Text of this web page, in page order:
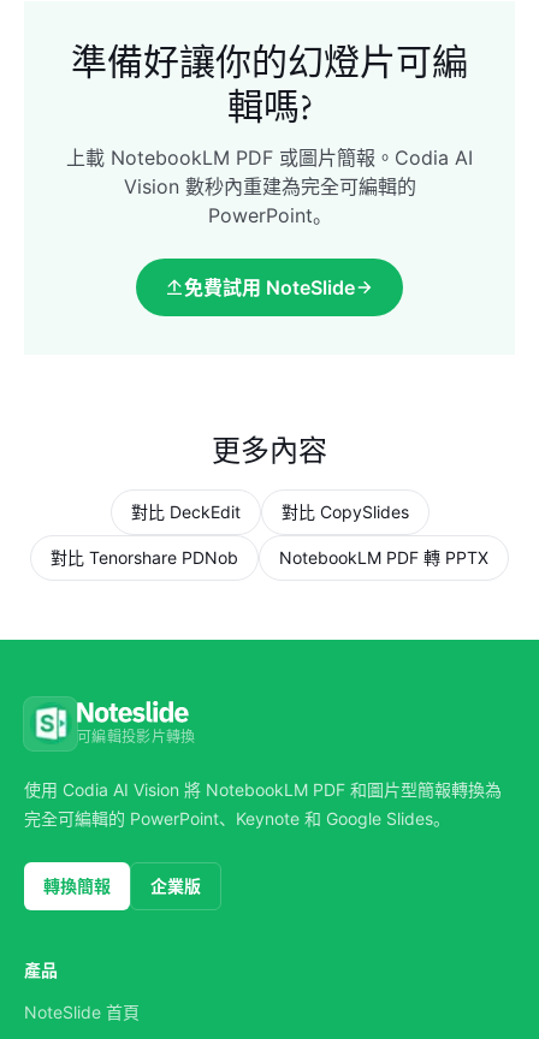
準備好讓你的幻燈片可編
輯嗎?
上載 NotebookLM PDF 或圖片簡報。Codia AI
Vision 數秒內重建為完全可編輯的
PowerPoint。
免費試用 NoteSlide
更多內容
對比 DeckEdit 對比 CopySlides
對比 Tenorshare PDNob NotebookLM PDF 轉 PPTX
可編輯投影片轉換
使用 Codia AI Vision 將 NotebookLM PDF 和圖片型簡報轉換為
完全可編輯的 PowerPoint、Keynote 和 Google Slides。
轉換簡報 企業版
產品
NoteSlide 首頁